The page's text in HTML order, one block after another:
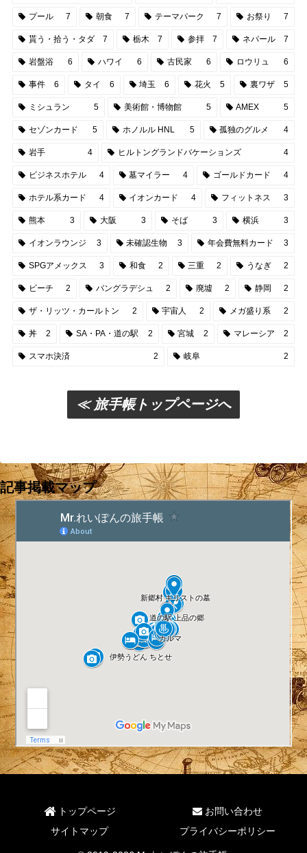
プール 7 朝食 7 テーマパーク 7 お祭り 7
貰う・拾う・タダ 7 栃木 7 参拝 7 ネパール 7
岩盤浴 6 ハワイ 6 古民家 6 ロウリュ 6
事件 6 タイ 6 埼玉 6 花火 5 裏ワザ 5
ミシュラン 5 美術館・博物館 5 AMEX 5
セゾンカード 5 ホノルル HNL 5 孤独のグルメ 4
岩手 4 ヒルトングランドバケーションズ 4
ビジネスホテル 4 墓マイラー 4 ゴールドカード 4
ホテル系カード 4 イオンカード 4 フィットネス 3
熊本 3 大阪 3 そば 3 横浜 3
イオンラウンジ 3 未確認生物 3 年会費無料カード 3
SPGアメックス 3 和食 2 三重 2 うなぎ 2
ビーチ 2 バングラデシュ 2 廃墟 2 静岡 2
ザ・リッツ・カールトン 2 宇宙人 2 メガ盛り系 2
丼 2 SA・PA・道の駅 2 宮城 2 マレーシア 2
スマホ決済 2 岐阜 2
≪ 旅手帳トップページへ
記事掲載マップ
トップページ
お問い合わせ
サイトマップ
プライバシーポリシー